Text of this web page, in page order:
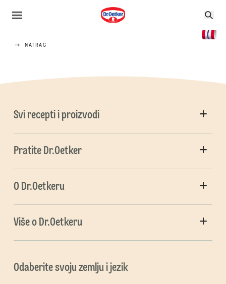
NATRAG
Svi recepti i proizvodi
Pratite Dr.Oetker
O Dr.Oetkeru
Više o Dr.Oetkeru
Odaberite svoju zemlju i jezik